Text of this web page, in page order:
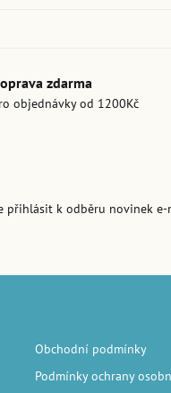
zdarma
objednávky od 1200Kč
přihlásit k odběru novinek e-
Obchodní podmínky
Podmínky ochrany